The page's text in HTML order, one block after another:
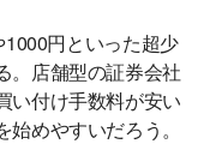
円といった超少
。店舗型の証券会社
い付け手数料が安い
めやすいだろう。